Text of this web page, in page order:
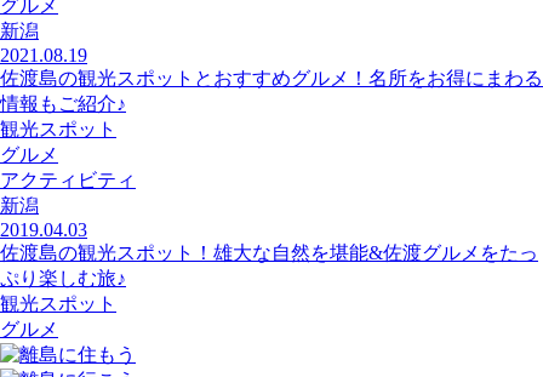
グルメ
新潟
2021.08.19
佐渡島の観光スポットとおすすめグルメ！名所をお得にまわる
情報もご紹介♪
観光スポット
グルメ
アクティビティ
新潟
2019.04.03
佐渡島の観光スポット！雄大な自然を堪能&佐渡グルメをたっ
ぷり楽しむ旅♪
観光スポット
グルメ